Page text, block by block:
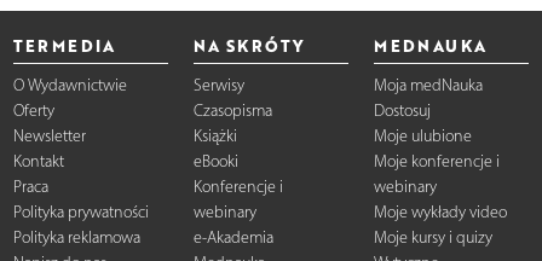
TERMEDIA
O Wydawnictwie
Oferty
Newsletter
Kontakt
Praca
Polityka prywatności
Polityka reklamowa
NA SKRÓTY
Serwisy
Czasopisma
Książki
eBooki
Konferencje i
webinary
e-Akademia
MEDNAUKA
Moja medNauka
Dostosuj
Moje ulubione
Moje konferencje i
webinary
Moje wykłady video
Moje kursy i quizy